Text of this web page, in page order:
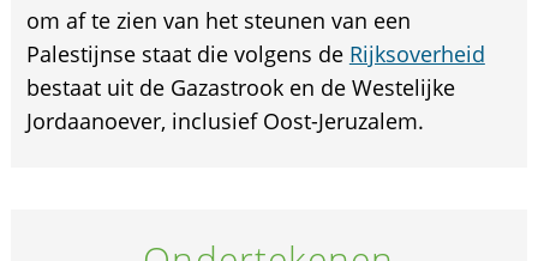
om af te zien van het steunen van een
Palestijnse staat die volgens de Rijksoverheid
bestaat uit de Gazastrook en de Westelijke
Jordaanoever, inclusief Oost-Jeruzalem.